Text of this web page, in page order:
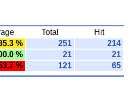
Total
Hit
% 251
214
% 21
21
% 121 65